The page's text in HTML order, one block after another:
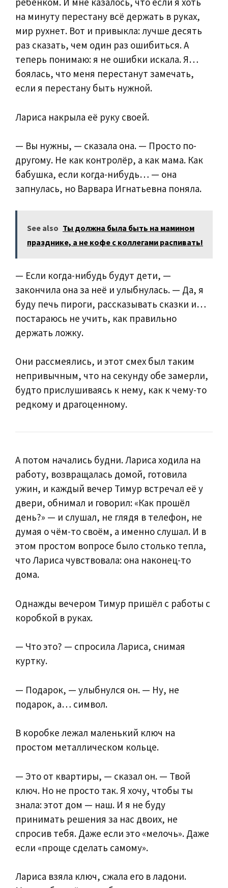
на минуту перестану всё держать в руках,
мир рухнет. Вот и привыкла: лучше десять
раз сказать, чем один раз ошибиться. А
теперь понимаю: я не ошибки искала. Я…
боялась, что меня перестанут замечать,
если я перестану быть нужной.
Лариса накрыла её руку своей.
— Вы нужны, — сказала она. — Просто по-
другому. Не как контролёр, а как мама. Как
бабушка, если когда-нибудь… — она
запнулась, но Варвара Игнатьевна поняла.
See also Ты должна была быть на мамином
празднике, а не кофе с коллегами распивать!
— Если когда-нибудь будут дети, —
закончила она за неё и улыбнулась. — Да, я
буду печь пироги, рассказывать сказки и…
постараюсь не учить, как правильно
держать ложку.
Они рассмеялись, и этот смех был таким
непривычным, что на секунду обе замерли,
будто прислушиваясь к нему, как к чему-то
редкому и драгоценному.
А потом начались будни. Лариса ходила на
работу, возвращалась домой, готовила
ужин, и каждый вечер Тимур встречал её у
двери, обнимал и говорил: «Как прошёл
день?» — и слушал, не глядя в телефон, не
думая о чём-то своём, а именно слушал. И в
этом простом вопросе было столько тепла,
что Лариса чувствовала: она наконец-то
дома.
Однажды вечером Тимур пришёл с работы с
коробкой в руках.
— Что это? — спросила Лариса, снимая
куртку.
— Подарок, — улыбнулся он. — Ну, не
подарок, а… символ.
В коробке лежал маленький ключ на
простом металлическом кольце.
— Это от квартиры, — сказал он. — Твой
ключ. Но не просто так. Я хочу, чтобы ты
знала: этот дом — наш. И я не буду
принимать решения за нас двоих, не
спросив тебя. Даже если это «мелочь». Даже
если «проще сделать самому».
Лариса взяла ключ, сжала его в ладони.